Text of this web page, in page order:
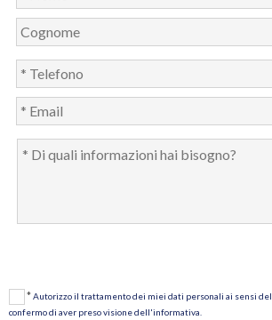
*Autorizzo il trattamento dei miei dati personali ai sensi
confermo di aver preso visione dell'informativa.